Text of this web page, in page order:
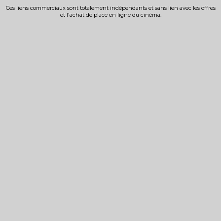
Ces liens commerciaux sont totalement indépendants et sans lien avec les offres
et l'achat de place en ligne du cinéma.